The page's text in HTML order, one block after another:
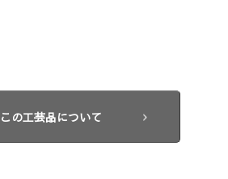
この工芸品について